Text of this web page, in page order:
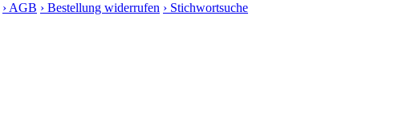
› AGB › Bestellung widerrufen › Stichwortsuche